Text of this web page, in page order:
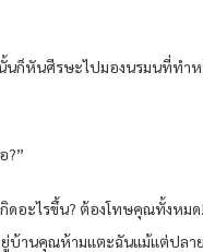
นก็หันศีรษะไปมองนรมนที่ทำห
?”
กิดอะไรขึ้น? ต้องโทษคุณทั้งหม
ยู่บ้านคุณห้ามแตะฉันแม้แต่ปลา